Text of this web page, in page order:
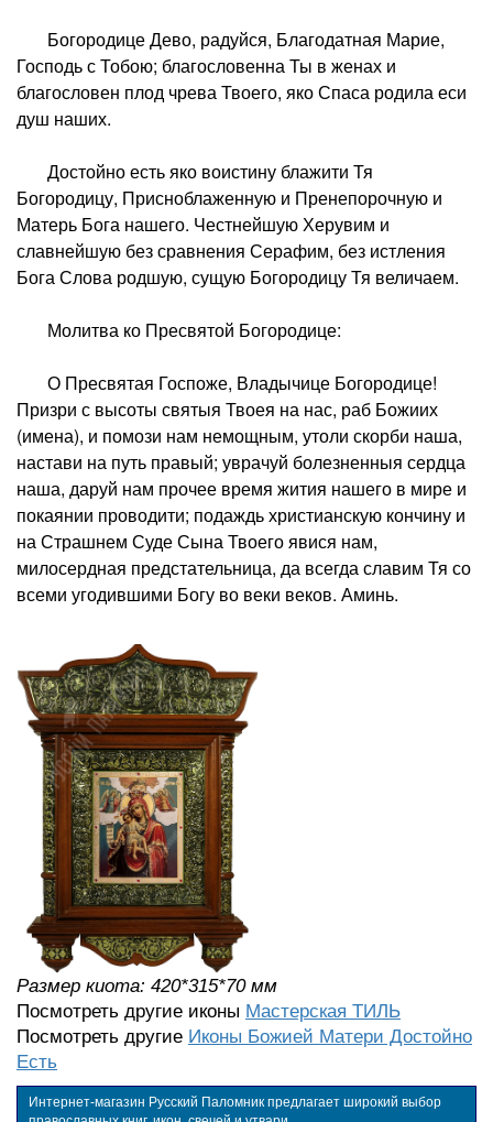
Богородице Дево, радуйся, Благодатная Марие,
Господь с Тобою; благословенна Ты в женах и
благословен плод чрева Твоего, яко Спаса родила еси
душ наших.
Достойно есть яко воистину блажити Тя
Богородицу, Присноблаженную и Пренепорочную и
Матерь Бога нашего. Честнейшую Херувим и
славнейшую без сравнения Серафим, без истления
Бога Слова родшую, сущую Богородицу Тя величаем.
Молитва ко Пресвятой Богородице:
О Пресвятая Госпоже, Владычице Богородице!
Призри с высоты святыя Твоея на нас, раб Божиих
(имена), и помози нам немощным, утоли скорби наша,
настави на путь правый; уврачуй болезненныя сердца
наша, даруй нам прочее время жития нашего в мире и
покаянии проводити; подаждь христианскую кончину и
на Страшнем Суде Сына Твоего явися нам,
милосердная предстательница, да всегда славим Тя со
всеми угодившими Богу во веки веков. Аминь.
Размер киота: 420*315*70 мм
Посмотреть другие иконы Мастерская ТИЛЬ
Посмотреть другие Иконы Божией Матери Достойно
Есть
Интернет-магазин Русский Паломник предлагает широкий выбор